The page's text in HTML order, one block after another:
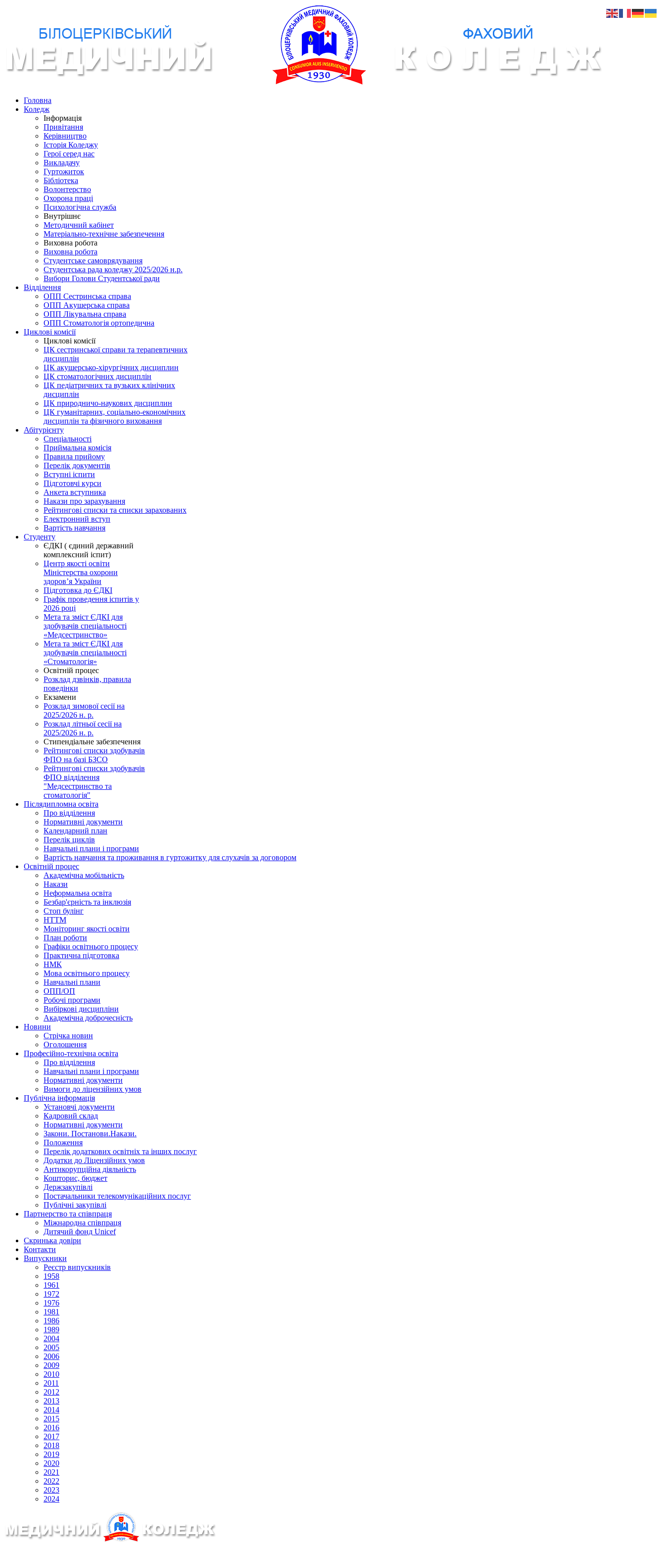
Головна
Коледж
Інформація
Привітання
Керівництво
Історія Коледжу
Герої серед нас
Викладачу
Гуртожиток
Бібліотека
Волонтерство
Охорона праці
Психологічна служба
Внутрішнє
Методичний кабінет
Матеріально-технічне забезпечення
Виховна робота
Виховна робота
Студентське самоврядування
Студентська рада коледжу 2025/2026 н.р.
Вибори Голови Студентської ради
Відділення
ОПП Сестринська справа
ОПП Акушерська справа
ОПП Лікувальна справа
ОПП Стоматологія ортопедична
Циклові комісії
Циклові комісії
ЦК сестринської справи та терапевтичних
дисциплін
ЦК акушерсько-хірургічних дисциплин
ЦК стоматологічних дисциплін
ЦК педіатричних та вузьких клінічних
дисциплін
ЦК природничо-наукових дисциплин
ЦК гуманітарних, соціально-економічних
дисциплін та фізичного виховання
Абітурієнту
Спеціальності
Приймальна комісія
Правила прийому
Перелік документів
Вступні іспити
Підготовчі курси
Анкета вступника
Накази про зарахування
Рейтингові списки та списки зарахованих
Електронний вступ
Вартість навчання
Студенту
ЄДКІ ( єдиний державний
комплексний іспит)
Центр якості освіти
Міністерства охорони
здоровʼя України
Підготовка до ЄДКІ
Графік проведення іспитів у
2026 році
Мета та зміст ЄДКІ для
здобувачів спеціальності
«Медсестринство»
Мета та зміст ЄДКІ для
здобувачів спеціальності
«Стоматологія»
Освітній процес
Розклад дзвінків, правила
поведінки
Екзамени
Розклад зимової сесії на
2025/2026 н. р.
Розклад літньої сесії на
2025/2026 н. р.
Стипендіальне забезпечення
Рейтингові списки здобувачів
ФПО на базі БЗСО
Рейтингові списки здобувачів
ФПО відділення
"Медсестринство та
стоматологія"
Післядипломна освіта
Про відділення
Нормативні документи
Календарний план
Перелік циклів
Навчальні плани і програми
Вартість навчання та проживання в гуртожитку для слухачів за договором
Освітній процес
Академічна мобільність
Накази
Неформальна освіта
Безбар'єрність та інклюзія
Стоп булінг
НТТМ
Моніторинг якості освіти
План роботи
Графіки освітнього процесу
Практична підготовка
НМК
Мова освiтнього процесу
Навчальнi плани
ОПП/ОП
Робочі програми
Вибiрковi дисциплiни
Академічна доброчесність
Новини
Стрічка новин
Оголошення
Професійно-технічна освіта
Про відділення
Навчальні плани і програми
Нормативнi документи
Вимоги до ліцензійних умов
Публічна інформація
Установчi документи
Кадровий склад
Нормативнi документи
Закони. Постанови.Накази.
Положення
Перелік додаткових освітніх та інших послуг
Додатки до Ліцензійних умов
Антикорупційна діяльність
Кошторис, бюджет
Держзакупiвлi
Постачальники телекомунікаційних послуг
Публічні закупівлі
Партнерство та співпраця
Міжнародна співпраця
Дитячий фонд Unicef
Скринька довіри
Контакти
Випускники
Реєстр випускників
1958
1961
1972
1976
1981
1986
1989
2004
2005
2006
2009
2010
2011
2012
2013
2014
2015
2016
2017
2018
2019
2020
2021
2022
2023
2024